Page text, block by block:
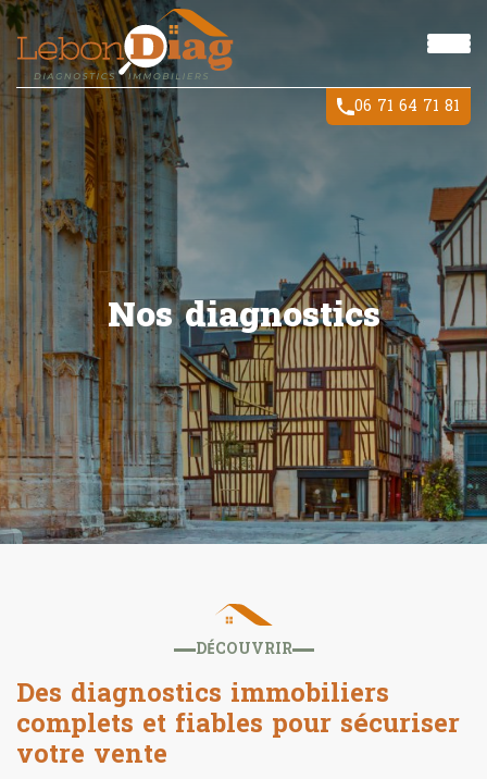
06 71 64 71 81
Nos diagnostics
DÉCOUVRIR
Des diagnostics immobiliers
complets et fiables pour sécuriser
votre vente